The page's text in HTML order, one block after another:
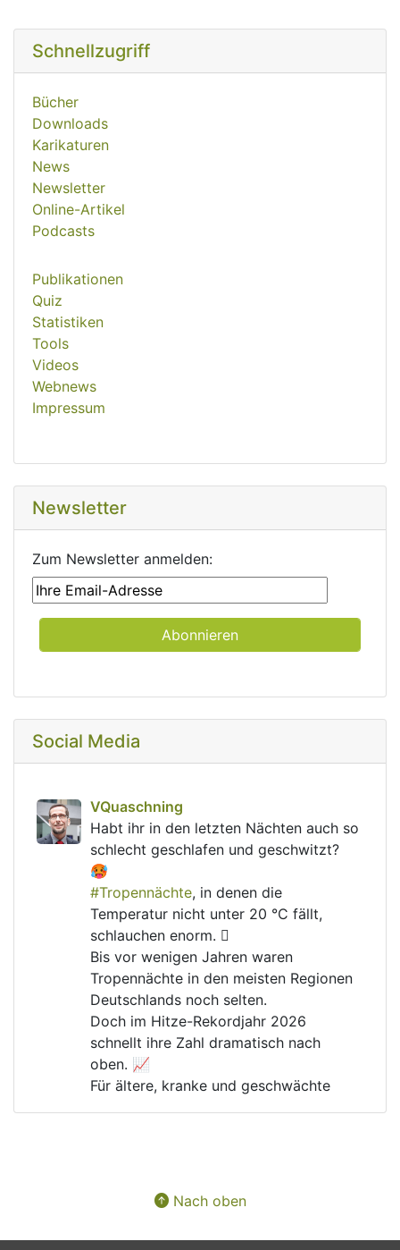
Schnellzugriff
Bücher
Downloads
Karikaturen
News
Newsletter
Online-Artikel
Podcasts
Publikationen
Quiz
Statistiken
Tools
Videos
Webnews
Impressum
Newsletter
Zum Newsletter anmelden:
Social Media
VQuaschning avatar
VQuaschning
Habt ihr in den letzten Nächten auch so
schlecht geschlafen und geschwitzt?
🥵
#Tropennächte, in denen die
Temperatur nicht unter 20 °C fällt,
schlauchen enorm. 🫩
Bis vor wenigen Jahren waren
Tropennächte in den meisten Regionen
Deutschlands noch selten.
Doch im Hitze-Rekordjahr 2026
schnellt ihre Zahl dramatisch nach
oben. 📈
Für ältere, kranke und geschwächte
verharmlosen?Nach oben